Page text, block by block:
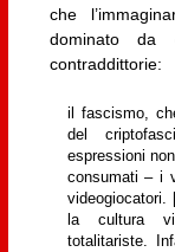
che
dominato da
contraddittorie:
il fascismo,
del
espressioni
consumati – i
la cultura
totalitariste.